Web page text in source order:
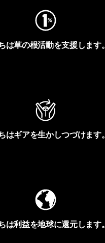
は草の根活動を支援します。
はギアを生かしつづけます。
は利益を地球に還元します。